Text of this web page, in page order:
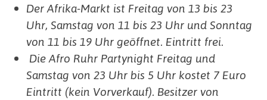
Der Afrika-Markt ist Freitag von 13 bis 23
Uhr, Samstag von 11 bis 23 Uhr und Sonntag
von 11 bis 19 Uhr geöffnet. Eintritt frei.
Die Afro Ruhr Partynight Freitag und
Samstag von 23 Uhr bis 5 Uhr kostet 7 Euro
Eintritt (kein Vorverkauf). Besitzer von